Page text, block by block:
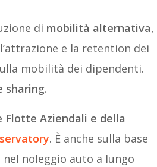
di mobilità alternativa,
e la retention dei
mobilità dei dipendenti.
sharing.
Flotte Aziendali e della
. È anche sulla base
noleggio auto a lungo